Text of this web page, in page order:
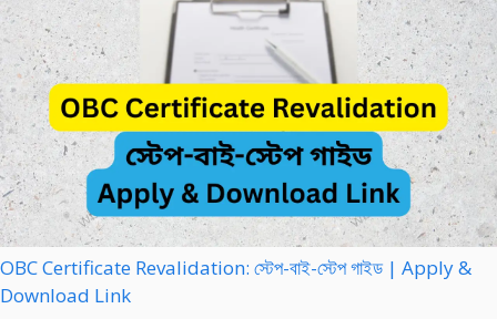
OBC Certificate Revalidation: স্টেপ-বাই-স্টেপ গাইড | Apply &
Download Link